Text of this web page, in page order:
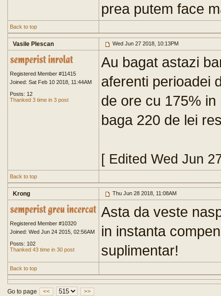
prea putem face
Back to top
Vasile Plescan Wed Jun 27 2018, 10:13PM
Registered Member #11415
Joined: Sat Feb 10 2018, 11:44AM
Posts: 12
Thanked 3 time in 3 post
Au bagat astazi
aferenti perioadei
de ore cu 175%
baga 220 de lei
[ Edited Wed Jun
Back to top
Krong Thu Jun 28 2018, 11:08AM
Registered Member #10320
Joined: Wed Jun 24 2015, 02:56AM
Posts: 102
Thanked 43 time in 30 post
Asta da veste
in instanta
suplimentar!
Back to top
Go to page << >>